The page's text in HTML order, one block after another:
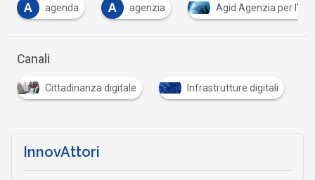
A agenzia Agid Agenzia per l'Italia Digitale
Canali
Cittadinanza digitale Infrastrutture digitali
InnovAttori